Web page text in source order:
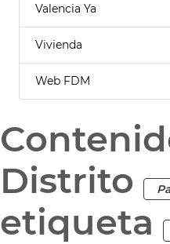
Valencia Ya
Vivienda
Web FDM
Distrito
etiqueta